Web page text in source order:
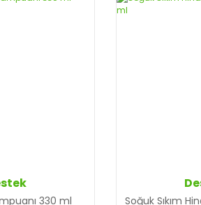
330 ml
Soğuk Sıkım